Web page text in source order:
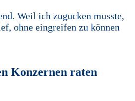
Weil ich zugucken musste,
ohne eingreifen zu können
Konzernen raten